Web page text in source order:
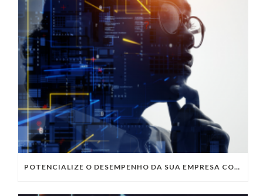
POTENCIALIZE O DESEMPENHO DA SUA EMPRESA COM OS SERVIÇOS DE TI DA VIVO VITA